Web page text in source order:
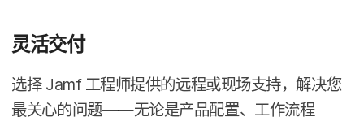
灵活​交付
选择Jamf 工程师​提供​的​远程​或​现场​支持，​解决​您​
最​关心​的​问题​——​无论是​产品​配置、​工作​流程​